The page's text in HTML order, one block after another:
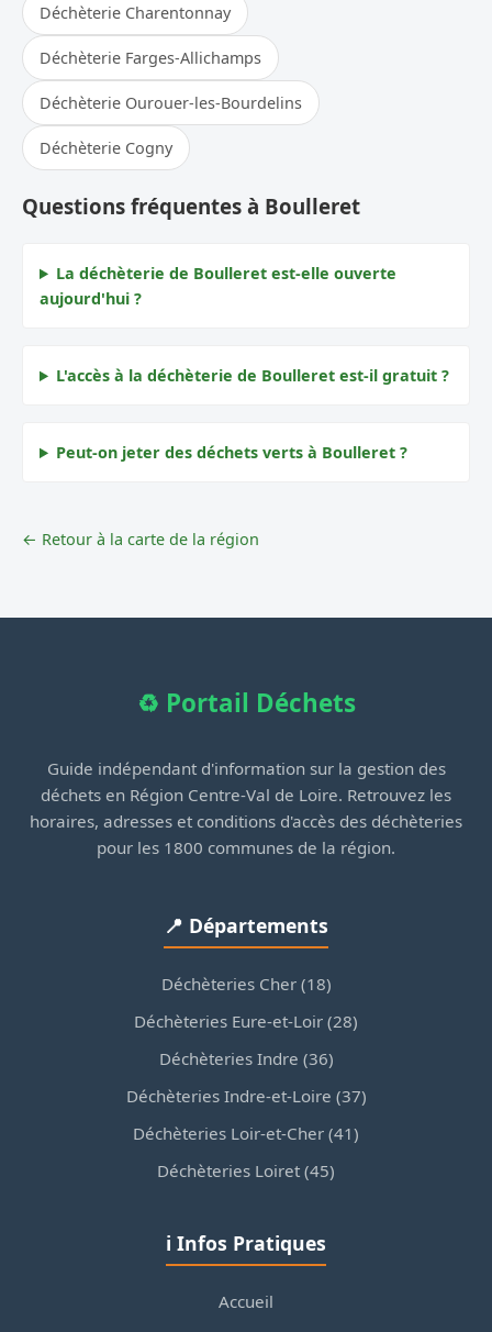
Déchèterie Charentonnay
Déchèterie Farges-Allichamps
Déchèterie Ourouer-les-Bourdelins
Déchèterie Cogny
Questions fréquentes à Boulleret
La déchèterie de Boulleret est-elle ouverte
aujourd'hui ?
L'accès à la déchèterie de Boulleret est-il gratuit ?
Peut-on jeter des déchets verts à Boulleret ?
← Retour à la carte de la région
♻️ Portail Déchets
Guide indépendant d'information sur la gestion des
déchets en Région Centre-Val de Loire. Retrouvez les
horaires, adresses et conditions d'accès des déchèteries
pour les 1800 communes de la région.
📍 Départements
Déchèteries Cher (18)
Déchèteries Eure-et-Loir (28)
Déchèteries Indre (36)
Déchèteries Indre-et-Loire (37)
Déchèteries Loir-et-Cher (41)
Déchèteries Loiret (45)
ℹ️ Infos Pratiques
Accueil